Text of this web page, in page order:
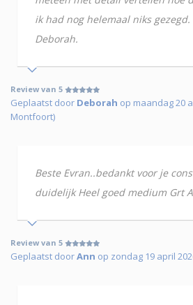
ik had nog helemaal niks gezegd.
Deborah.
Review van 5
Geplaatst door Deborah op maandag 20
Montfoort)
Beste Evran..bedankt voor je
duidelijk Heel goed medium Grt
Review van 5
Geplaatst doorAnn op zondag 19 april